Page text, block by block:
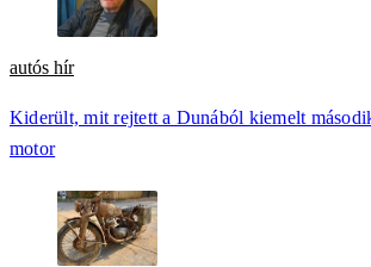
autós hír
Kiderült, mit rejtett a Dunából kiemelt
motor